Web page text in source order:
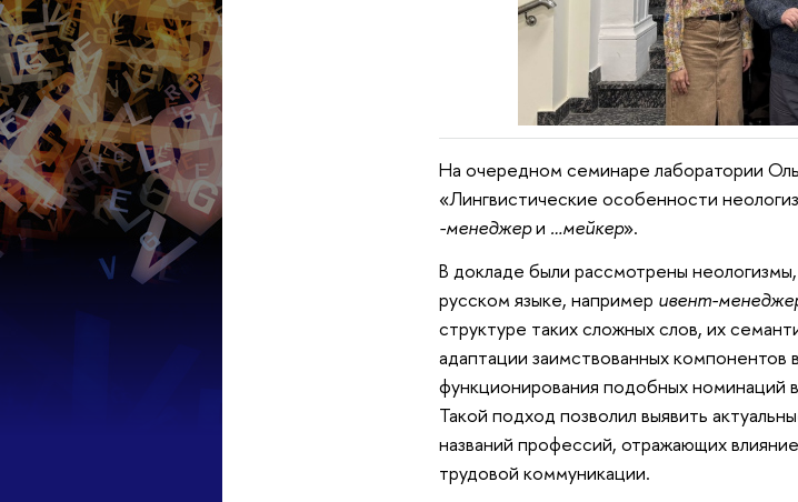
На очередном семинаре лаборатории
«Лингвистические особенности
-менеджери …мейкер».
В докладе были рассмотрены
русском языке, например ивент-
структуре таких сложных слов, их
адаптации заимствованных
функционирования подобных
Такой подход позволил выявить
названий профессий, отражающих
трудовой коммуникации.